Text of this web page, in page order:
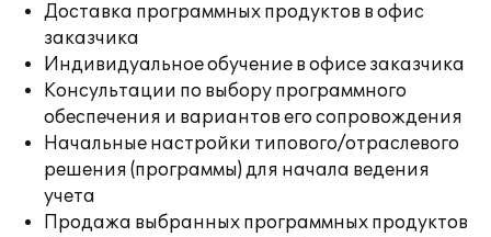
Доставка программных продуктов в офис
заказчика
Индивидуальное обучение в офисе заказчика
Консультации по выбору программного
обеспечения и вариантов его сопровождения
Начальные настройки типового/отраслевого
решения (программы) для начала ведения
учета
Продажа выбранных программных продуктов